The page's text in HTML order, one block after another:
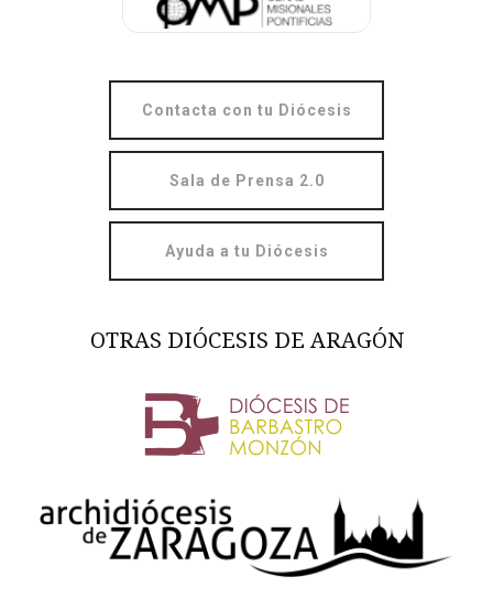
Contacta con tu Diócesis
Sala de Prensa 2.0
Ayuda a tu Diócesis
OTRAS DIÓCESIS DE ARAGÓN